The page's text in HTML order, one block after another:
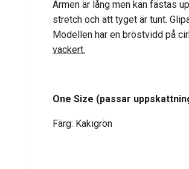
Ärmen är lång men kan fästas
stretch och att tyget är tunt.
Modellen har en bröstvidd på
vackert.
One Size (passar
Färg: Kakigrön